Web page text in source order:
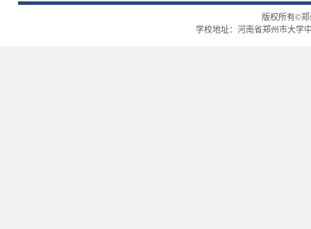
版权所有©郑
学校地址：河南省郑州市大学中